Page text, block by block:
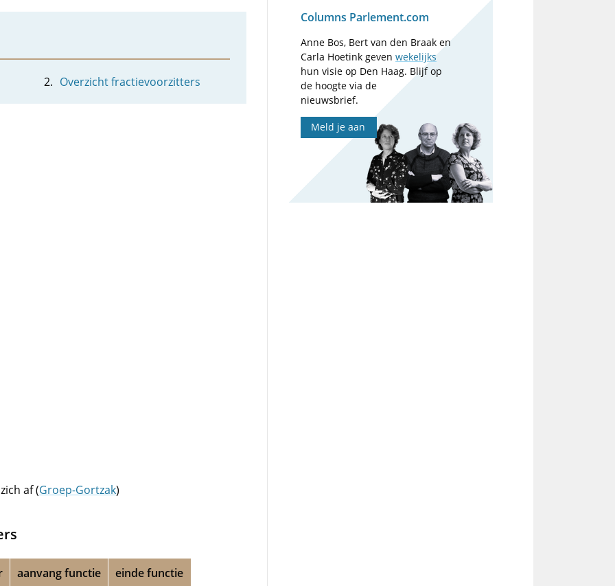
Overzicht fractievoorzitters
af (Groep-Gortzak)
aanvang functie
einde functie
Columns Parlement.com
Anne Bos, Bert van den Braak en
Carla Hoetink gevenwekelijks
hun visie op Den Haag. Blijf op
de hoogte via de
nieuwsbrief.
Meld je aan